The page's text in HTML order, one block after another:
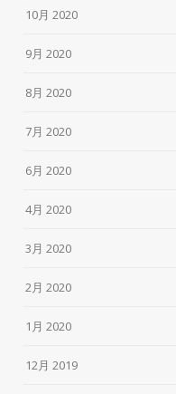
10月 2020
9月 2020
8月 2020
7月 2020
6月 2020
4月 2020
3月 2020
2月 2020
1月 2020
12月 2019